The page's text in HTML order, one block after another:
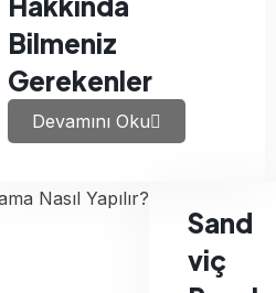
Bilmeniz
Gerekenler
Devamını Oku
Sand
viç